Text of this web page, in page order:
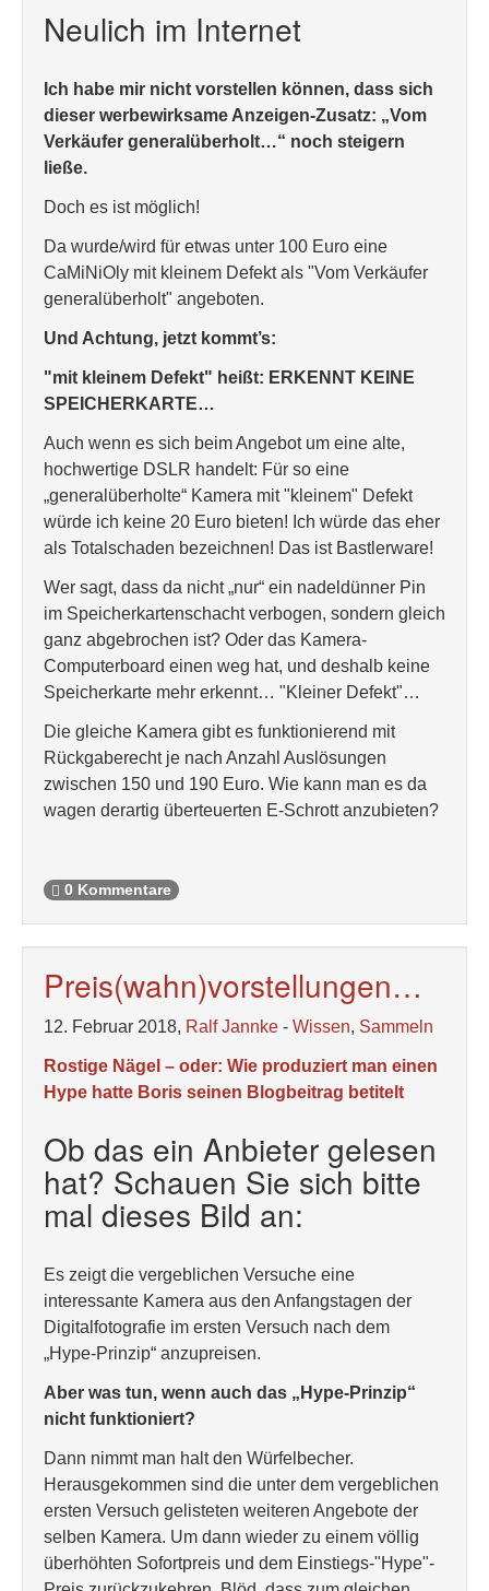
Neulich im Internet
Ich habe mir nicht vorstellen können, dass sich
dieser werbewirksame Anzeigen-Zusatz: „Vom
Verkäufer generalüberholt…“ noch steigern
ließe.
Doch es ist möglich!
Da wurde/wird für etwas unter 100 Euro eine
CaMiNiOly mit kleinem Defekt als "Vom Verkäufer
generalüberholt" angeboten.
Und Achtung, jetzt kommt’s:
"mit kleinem Defekt" heißt: ERKENNT KEINE
SPEICHERKARTE…
Auch wenn es sich beim Angebot um eine alte,
hochwertige DSLR handelt: Für so eine
„generalüberholte“ Kamera mit "kleinem" Defekt
würde ich keine 20 Euro bieten! Ich würde das eher
als Totalschaden bezeichnen! Das ist Bastlerware!
Wer sagt, dass da nicht „nur“ ein nadeldünner Pin
im Speicherkartenschacht verbogen, sondern gleich
ganz abgebrochen ist? Oder das Kamera-
Computerboard einen weg hat, und deshalb keine
Speicherkarte mehr erkennt… "Kleiner Defekt"…
Die gleiche Kamera gibt es funktionierend mit
Rückgaberecht je nach Anzahl Auslösungen
zwischen 150 und 190 Euro. Wie kann man es da
wagen derartig überteuerten E-Schrott anzubieten?
0 Kommentare
Preis(wahn)vorstellungen…
12. Februar 2018, Ralf Jannke - Wissen, Sammeln
Rostige Nägel – oder: Wie produziert man einen
Hype hatte Boris seinen Blogbeitrag betitelt
Ob das ein Anbieter gelesen
hat? Schauen Sie sich bitte
mal dieses Bild an:
Es zeigt die vergeblichen Versuche eine
interessante Kamera aus den Anfangstagen der
Digitalfotografie im ersten Versuch nach dem
„Hype-Prinzip“ anzupreisen.
Aber was tun, wenn auch das „Hype-Prinzip“
nicht funktioniert?
Dann nimmt man halt den Würfelbecher.
Herausgekommen sind die unter dem vergeblichen
ersten Versuch gelisteten weiteren Angebote der
selben Kamera. Um dann wieder zu einem völlig
überhöhten Sofortpreis und dem Einstiegs-"Hype"-